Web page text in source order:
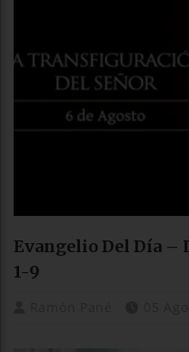
Evangelio Del Día –
1-9